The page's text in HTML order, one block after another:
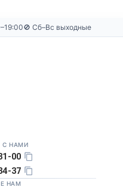
🚫 Сб–Вс выходные
С НАМИ
00
37
НАМ